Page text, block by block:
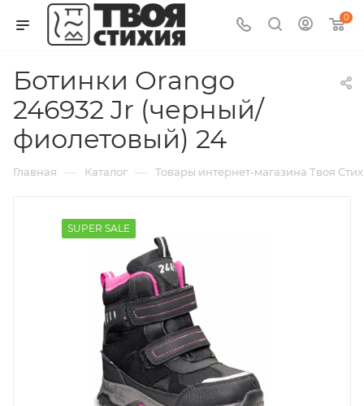
0
Ботинки Orango
246932 Jr (черный/
фиолетовый) 24
Главная — Каталог — Товары интернет-магазина Твоя
SUPER SALE